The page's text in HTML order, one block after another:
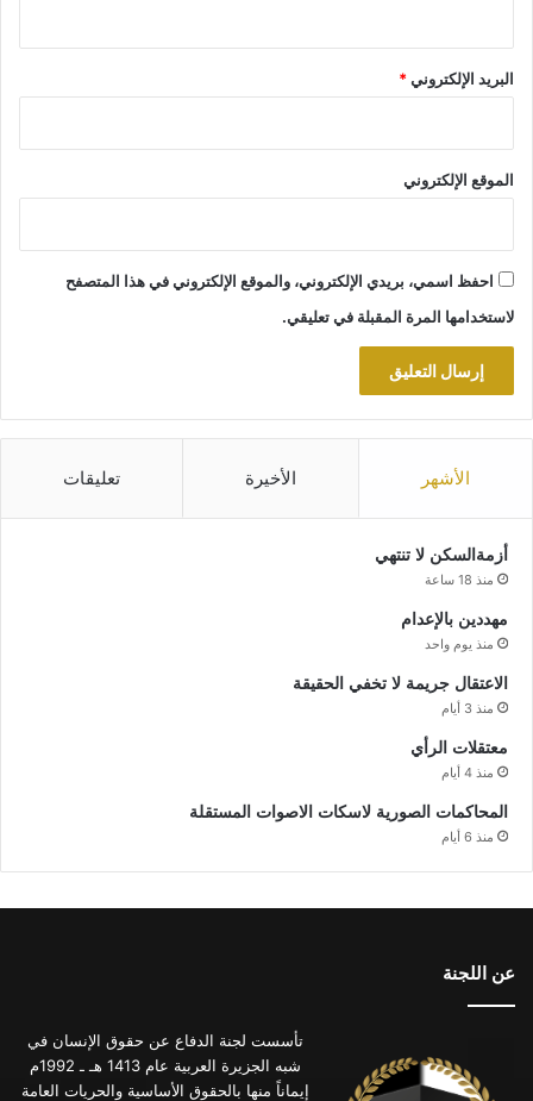
البريد الإلكتروني*
الموقع الإلكتروني
احفظ اسمي، بريدي الإلكتروني، والموقع الإلكتروني في هذا المتصفح
لاستخدامها المرة المقبلة في تعليقي.
الأشهر الأخيرة تعليقات
أزمةالسكن لا تنتهي
منذ 18 ساعة
مهددين بالإعدام
منذ يوم واحد
الاعتقال جريمة لا تخفي الحقيقة
منذ 3 أيام
معتقلات الرأي
منذ 4 أيام
المحاكمات الصورية لاسكات الاصوات المستقلة
منذ 6 أيام
عن اللجنة
تأسست لجنة الدفاع عن حقوق الإنسان في
شبه الجزيرة العربية عام 1413 هـ ـ 1992م
إيماناً منها بالحقوق الأساسية والحريات العامة